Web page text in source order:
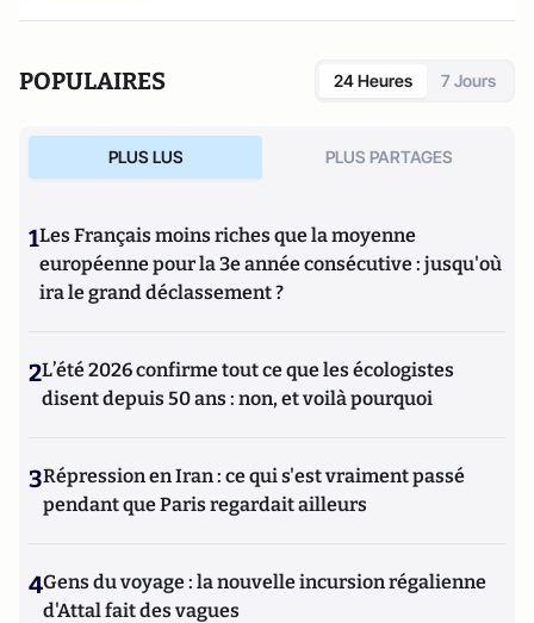
POPULAIRES 24 Heures 7 Jours
PLUS LUS PLUS PARTAGES
1Les Français moins riches que la moyenne
européenne pour la 3e année consécutive : jusqu'où
ira le grand déclassement ?
2L’été 2026 confirme tout ce que les écologistes
disent depuis 50 ans : non, et voilà pourquoi
3Répression en Iran : ce qui s'est vraiment passé
pendant que Paris regardait ailleurs
4Gens du voyage : la nouvelle incursion régalienne
d'Attal fait des vagues